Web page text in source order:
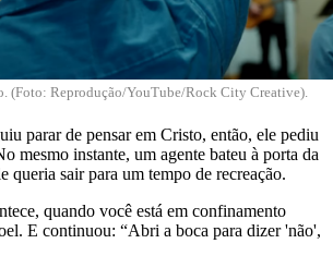
(Foto: Reprodução/YouTube/Rock City Creative).
parar de pensar em Cristo, então, ele pediu
mesmo instante, um agente bateu à porta da
queria sair para um tempo de recreação.
quando você está em confinamento
E continuou: “Abri a boca para dizer 'não',